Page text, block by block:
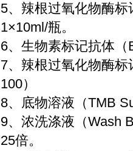
5、辣根过氧化物酶
1×10ml/瓶。
6、生物素标记抗体
7、辣根过氧化物酶
100）
8、底物溶液（TMB
9、浓洗涤液（Wash
25倍。